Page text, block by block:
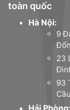
toàn quốc
Hà Nội:
9
23
93